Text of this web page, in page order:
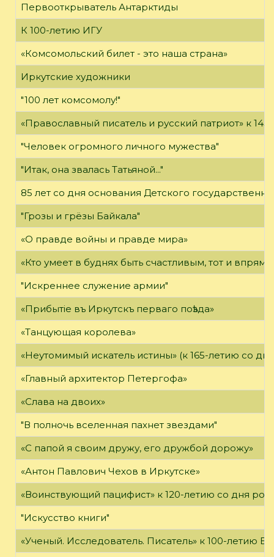
Первооткрыватель Антарктиды
К 100-летию ИГУ
«Комсомольский билет - это наша страна»
Иркутские художники
"100 лет комсомолу!"
«Православный писатель и русский патриот» к
"Человек огромного личного мужества"
"Итак, она звалась Татьяной..."
85 лет со дня основания Детского
"Грозы и грёзы Байкала"
«О правде войны и правде мира»
«Кто умеет в буднях быть счастливым, тот и
"Искреннее служение армии"
«Прибытie въ Иркутскъ перваго поѣзда»
«Танцующая королева»
«Неутомимый искатель истины» (к 165-летию со
«Главный архитектор Петергофа»
«Слава на двоих»
"В полночь вселенная пахнет звездами"
«С папой я своим дружу, его дружбой дорожу»
«Антон Павлович Чехов в Иркутске»
«Воинствующий пацифист» к 120-летию со дня
"Искусство книги"
«Ученый. Исследователь. Писатель» к 100-летию